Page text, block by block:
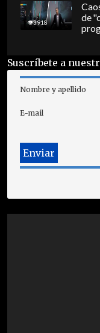
3918
de
Suscríbete a
Nombre y apellido
E-mail